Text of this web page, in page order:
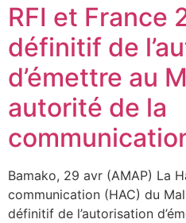
RFI et France
définitif de
d’émettre au
autorité de la
Bamako, 29 avr (AMAP) La
communication (HAC) du
définitif de l’autorisation